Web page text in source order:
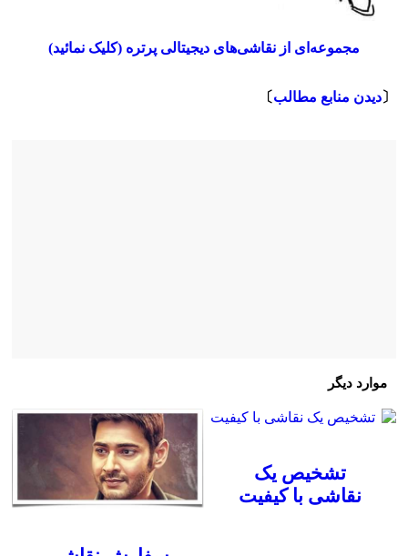
مجموعه‌ای از نقاشی‌های دیجیتالی پرتره (کلیک نمائید)
〔دیدن منابع مطالب〕
موارد دیگر
تشخیص یک
نقاشی با کیفیت